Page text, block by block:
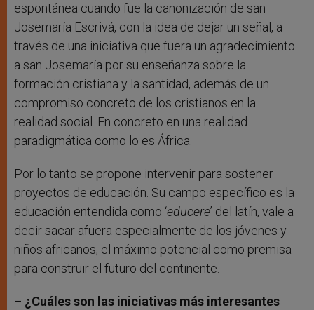
espontánea cuando fue la canonización de san
Josemaría Escrivá, con la idea de dejar un señal, a
través de una iniciativa que fuera un agradecimiento
a san Josemaría por su enseñanza sobre la
formación cristiana y la santidad, además de un
compromiso concreto de los cristianos en la
realidad social. En concreto en una realidad
paradigmática como lo es África.
Por lo tanto se propone intervenir para sostener
proyectos de educación. Su campo específico es la
educación entendida como ‘educere’ del latín, vale a
decir sacar afuera especialmente de los jóvenes y
niños africanos, el máximo potencial como premisa
para construir el futuro del continente.
– ¿Cuáles son las iniciativas más interesantes